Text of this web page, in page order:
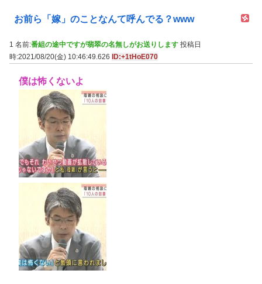
お前ら「嫁」のことなんて呼んでる？www
1 名前:番組の途中ですが翡翠の名無しがお送りします 投稿日
時:2021/08/20(金) 10:46:49.626
ID:+1tHoE070
僕は怖くないよ